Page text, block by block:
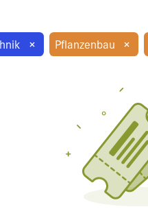
× Pflanzenbau ×